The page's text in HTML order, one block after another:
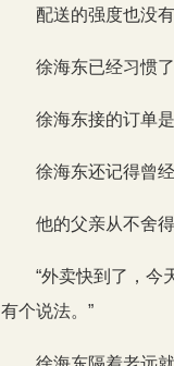
配送的强度也没
徐海东已经习惯
徐海东接的订单
徐海东还记得曾
他的父亲从不舍
“外卖快到了，今
有个说法。”